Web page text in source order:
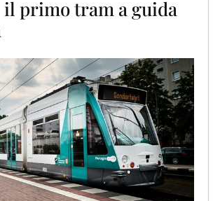
primo tram a guida